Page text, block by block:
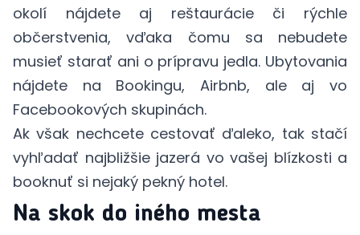
okolí nájdete aj reštaurácie či rýchle
občerstvenia, vďaka čomu sa nebudete
musieť starať ani o prípravu jedla. Ubytovania
nájdete na Bookingu, Airbnb, ale aj vo
Facebookových skupinách.
Ak však nechcete cestovať ďaleko, tak stačí
vyhľadať najbližšie jazerá vo vašej blízkosti a
booknuť si nejaký pekný hotel.
Na skok do iného mesta